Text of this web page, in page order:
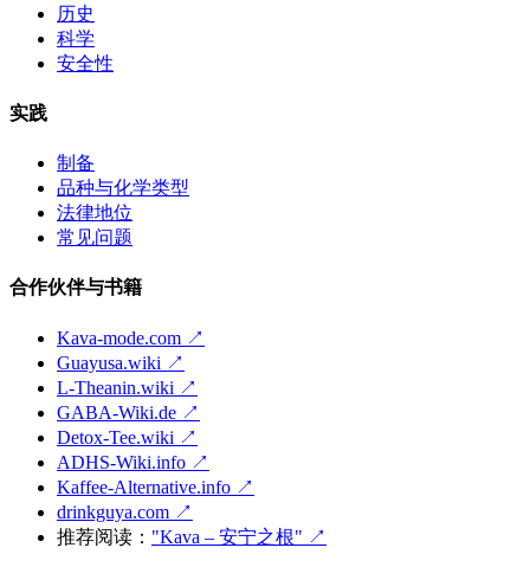
历史
科学
安全性
实践
制备
品种与化学类型
法律地位
常见问题
合作伙伴与书籍
Kava-mode.com ↗
Guayusa.wiki ↗
L-Theanin.wiki ↗
GABA-Wiki.de ↗
Detox-Tee.wiki ↗
ADHS-Wiki.info ↗
Kaffee-Alternative.info ↗
drinkguya.com ↗
推荐阅读： "Kava – 安宁之根" ↗